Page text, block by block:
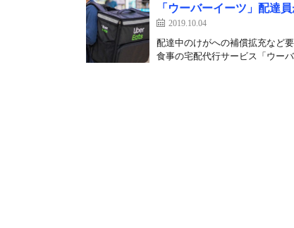
「ウーバーイーツ」配達
2019.10.04
配達中のけがへの補償拡充など
食事の宅配代行サービス「ウー